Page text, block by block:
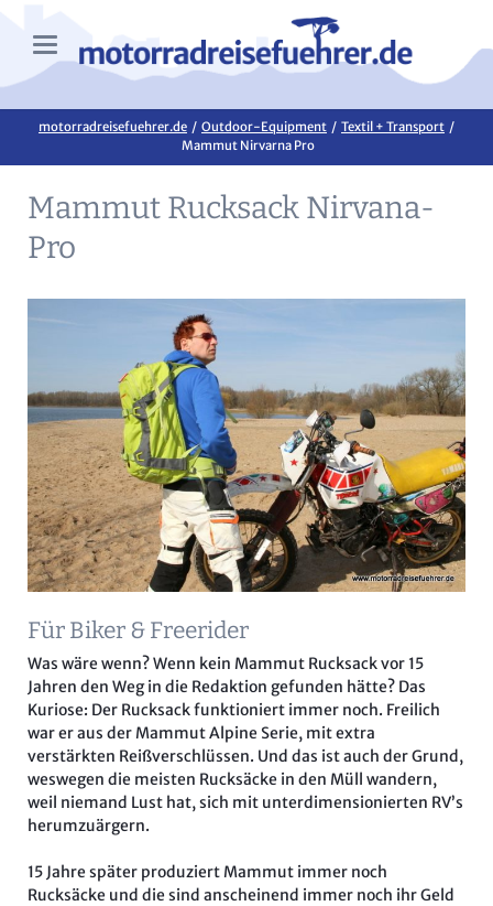
motorradreisefuehrer.de Outdoor-Equipment
Textil + Transport
Mammut Nirvarna Pro
Mammut Rucksack Nirvana-
Pro
Für Biker & Freerider
Was wäre wenn? Wenn kein Mammut Rucksack vor 15
Jahren den Weg in die Redaktion gefunden hätte? Das
Kuriose: Der Rucksack funktioniert immer noch. Freilich
war er aus der Mammut Alpine Serie, mit extra
verstärkten Reißverschlüssen. Und das ist auch der Grund,
weswegen die meisten Rucksäcke in den Müll wandern,
weil niemand Lust hat, sich mit unterdimensionierten RV’s
herumzuärgern.
15 Jahre später produziert Mammut immer noch
Rucksäcke und die sind anscheinend immer noch ihr Geld